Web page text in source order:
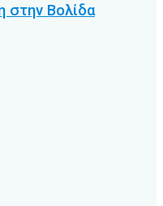
στην Βολίδα